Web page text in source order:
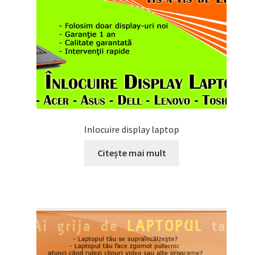
Inlocuire display laptop
Citește mai mult